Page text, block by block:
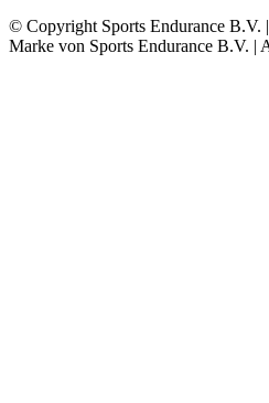
© Copyright Sports Endurance B.V.
Marke von Sports Endurance B.V. |